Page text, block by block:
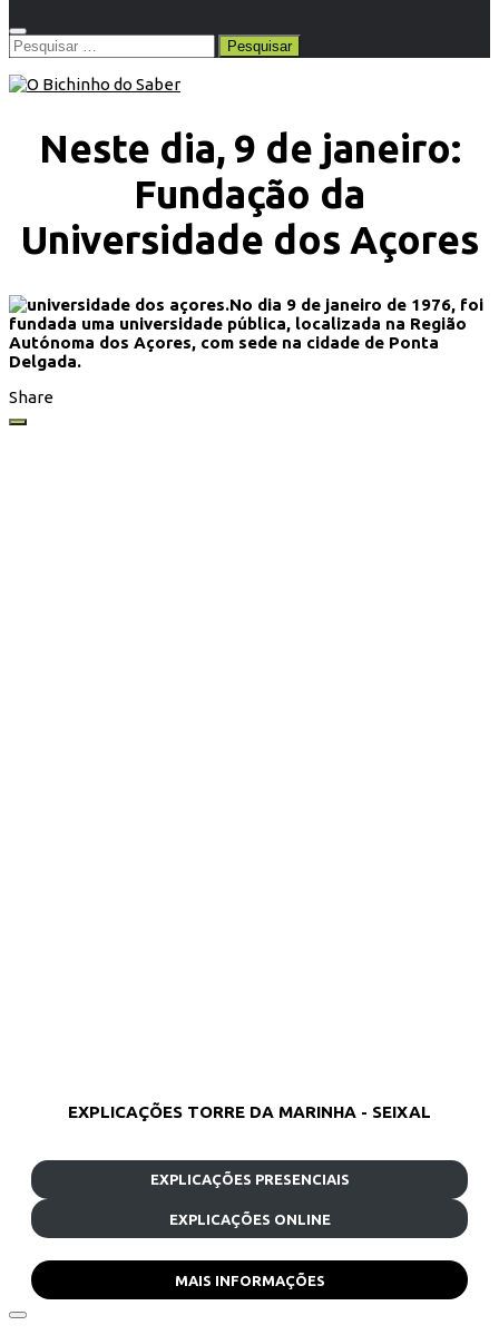
Pesquisar
por:
Neste dia, 9 de janeiro:
Fundação da
Universidade dos Açores
No dia 9 de janeiro de 1976, foi
fundada uma universidade pública, localizada na Região
Autónoma dos Açores, com sede na cidade de Ponta
Delgada.
Share
EXPLICAÇÕES TORRE DA MARINHA - SEIXAL
EXPLICAÇÕES PRESENCIAIS
EXPLICAÇÕES ONLINE
MAIS INFORMAÇÕES